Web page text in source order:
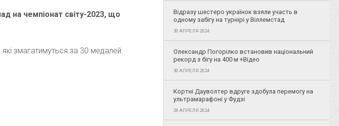
на чемпіонат світу-2023, що
які змагатимуться за 30 медалей.
Відразу шестеро українок взяли участь в
одному забігу на турнірі у Віллемстад
30 АПРЕЛЯ 2024
Олександр Погорілко встановив національний
рекорд з бігу на 400 м +Відео
30 АПРЕЛЯ 2024
Кортні Дауволтер вдруге здобула перемогу на
ультрамарафоні у Фудзі
28 АПРЕЛЯ 2024